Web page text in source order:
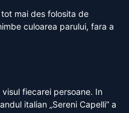
mai des folosita de
culoarea parului, fara a
fiecarei persoane. In
italian „Sereni Capelli” a